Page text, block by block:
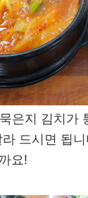
은지 김치가
드시면 됩니
요!